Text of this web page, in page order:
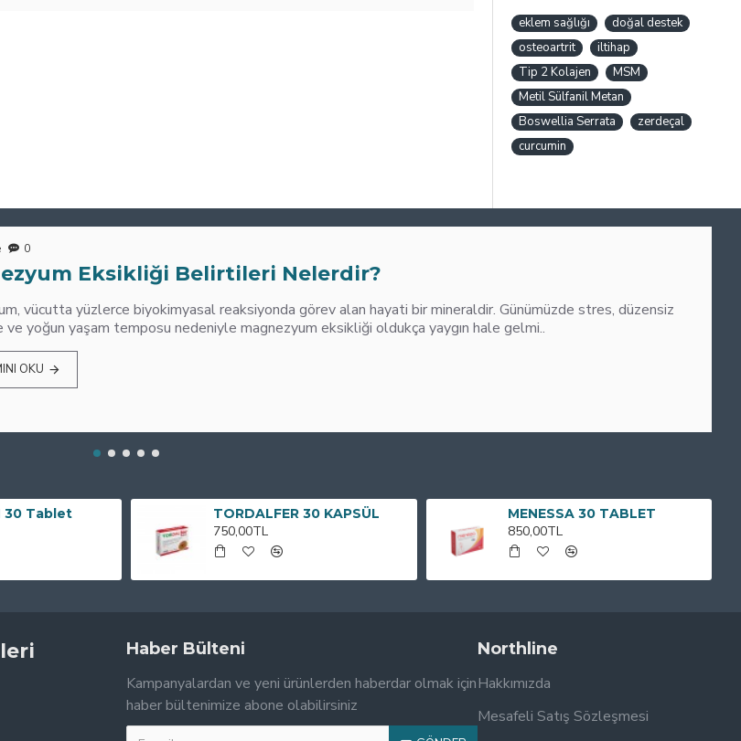
eklem sağlığı
doğal destek
osteoartrit
iltihap
Tip 2 Kolajen
MSM
Metil Sülfanil Metan
Boswellia Serrata
zerdeçal
curcumin
0
Eksikliği Belirtileri Nelerdir?
vücutta yüzlerce biyokimyasal reaksiyonda görev alan hayati bir mineraldir. Günümüzde stres, düzensiz
ve yoğun yaşam temposu nedeniyle magnezyum eksikliği oldukça yaygın hale gelmi..
OKU
30 Tablet TORDALFER 30 KAPSÜL
750,00TL
MENESSA 30 TABLET
850,00TL
Haber Bülteni
Kampanyalardan ve yeni ürünlerden haberdar olmak için
haber bültenimize abone olabilirsiniz
Northline
Hakkımızda
Mesafeli Satış Sözleşmesi